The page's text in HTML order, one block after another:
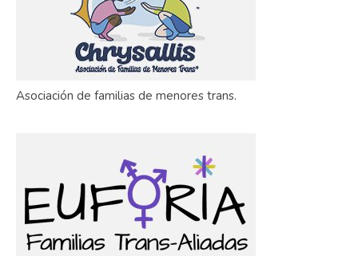
Asociación de familias de menores trans.